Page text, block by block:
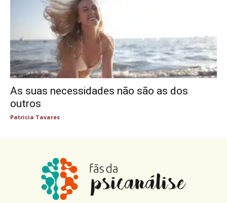
As suas necessidades não são as dos
outros
Patricia Tavares